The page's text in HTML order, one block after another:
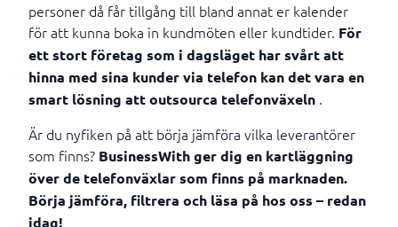
personer då får tillgång till bland annat er kalender
för att kunna boka in kundmöten eller kundtider. För
ett stort företag som i dagsläget har svårt att
hinna med sina kunder via telefon kan det vara en
smart lösning att outsourca telefonväxeln .
Är du nyfiken på att börja jämföra vilka leverantörer
som finns? BusinessWith ger dig en kartläggning
över de telefonväxlar som finns på marknaden.
Börja jämföra, filtrera och läsa på hos oss – redan
idag!